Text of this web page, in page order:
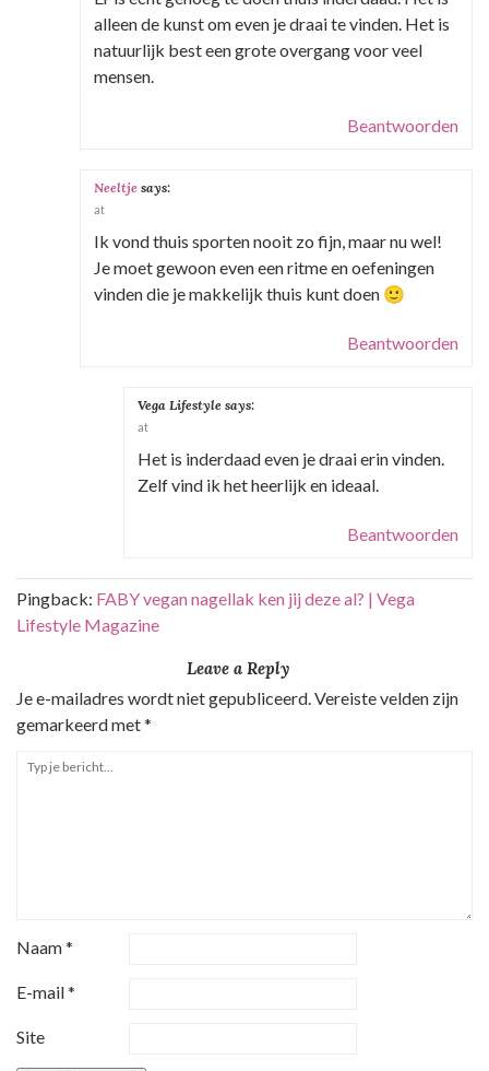
alleen de kunst om even je draai te vinden. Het is
natuurlijk best een grote overgang voor veel
mensen.
Beantwoorden
Neeltje says:
at
Ik vond thuis sporten nooit zo fijn, maar nu wel!
Je moet gewoon even een ritme en oefeningen
vinden die je makkelijk thuis kunt doen 🙂
Beantwoorden
Vega Lifestyle says:
at
Het is inderdaad even je draai erin vinden.
Zelf vind ik het heerlijk en ideaal.
Beantwoorden
Pingback: FABY vegan nagellak ken jij deze al? | Vega
Lifestyle Magazine
Leave a Reply
Je e-mailadres wordt niet gepubliceerd.Vereiste velden zijn
gemarkeerd met*
Naam*
E-mail*
Site